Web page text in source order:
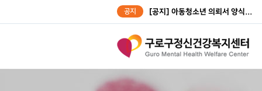
공지 [공지] 아동청소년 의뢰서 양식...